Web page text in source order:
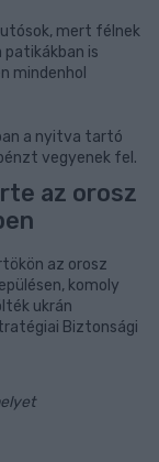
mert félnek
patikákban is
mindenhol
a nyitva tartó
vegyenek fel.
az orosz
az orosz
komoly
ukrán
Biztonsági